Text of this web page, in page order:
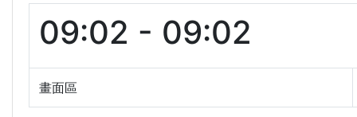
09:02 - 09:02
畫面區